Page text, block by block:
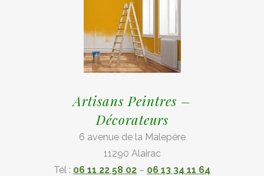
Artisans Peintres –
Décorateurs
6 avenue de la Malepère
11290 Alairac
Tél : 06 11 22 58 02 – 06 13 34 11 64